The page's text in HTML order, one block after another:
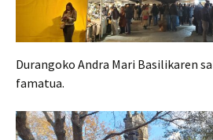
Durangoko Andra Mari Basilikaren
famatua.